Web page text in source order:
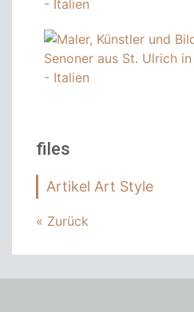
files
Artikel Art Style
« Zurück